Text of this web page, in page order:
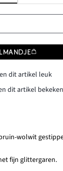
dit artikel leuk
dit artikel
wolwit
fijn glittergaren.